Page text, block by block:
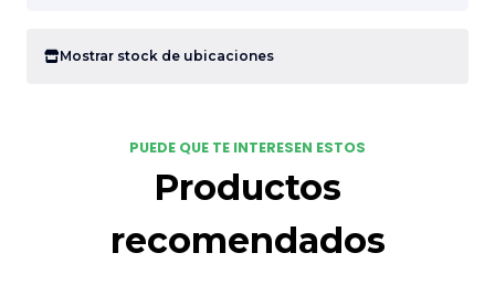
Mostrar stock de ubicaciones
PUEDE QUE TE INTERESEN ESTOS
Productos
recomendados